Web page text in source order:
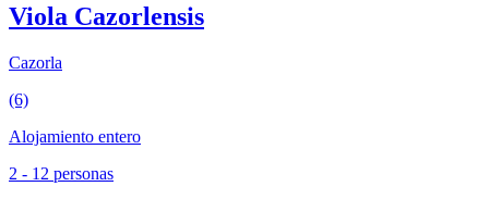
Viola Cazorlensis
Cazorla
(6)
Alojamiento entero
2 - 12 personas